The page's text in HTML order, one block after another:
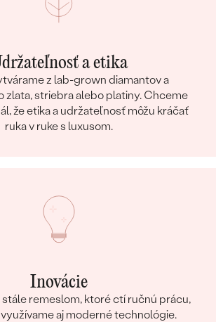
a etika
z lab-grown diamantov a
zlata, striebra alebo platiny. Chceme
že etika a udržateľnosť môžu kráčať
ruka v ruke s luxusom.
Inovácie
remeslom, ktoré ctí ručnú prácu,
aj moderné technológie.